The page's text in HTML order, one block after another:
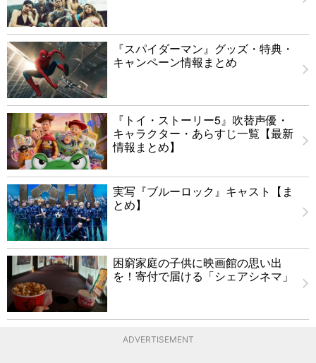
『スパイダーマン』グッズ・特典・
キャンペーン情報まとめ
『トイ・ストーリー5』吹替声優・
キャラクター・あらすじ一覧【最新
情報まとめ】
実写『ブルーロック』キャスト【ま
とめ】
困窮家庭の子供に映画館の思い出
を！寄付で届ける「シェアシネマ」
ADVERTISEMENT